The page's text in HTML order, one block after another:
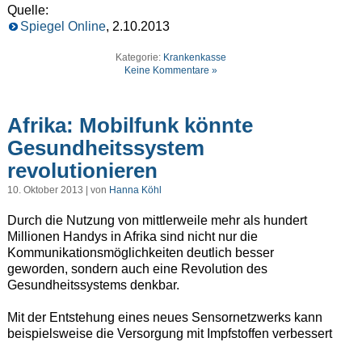
Quelle:
Spiegel Online, 2.10.2013
Kategorie: Krankenkasse
Keine Kommentare »
Afrika: Mobilfunk könnte
Gesundheitssystem
revolutionieren
10. Oktober 2013 | von Hanna Köhl
Durch die Nutzung von mittlerweile mehr als hundert
Millionen Handys in Afrika sind nicht nur die
Kommunikationsmöglichkeiten deutlich besser
geworden, sondern auch eine Revolution des
Gesundheitssystems denkbar.
Mit der Entstehung eines neues Sensornetzwerks kann
beispielsweise die Versorgung mit Impfstoffen verbessert